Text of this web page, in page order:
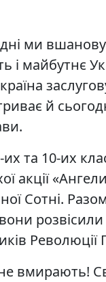
ми
і
й
их та 10-их
акції
Сотні.
Революції
вмирають!